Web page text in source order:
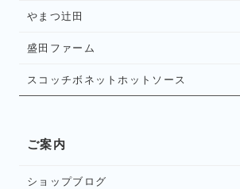
やまつ辻田
盛田ファーム
スコッチボネットホットソース
ご案内
ショップブログ